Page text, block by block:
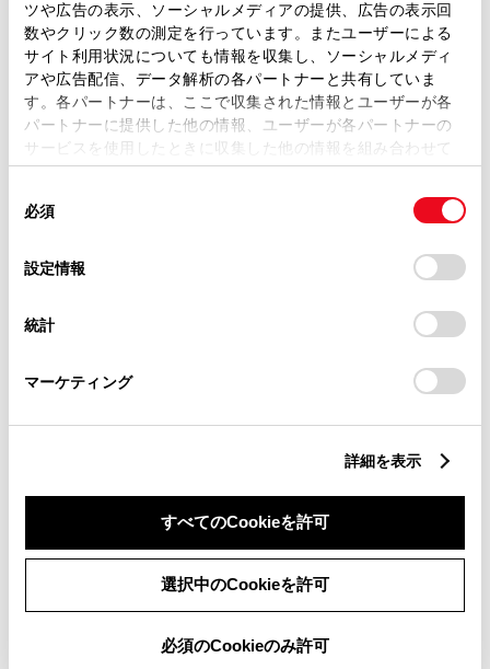
ツや広告の表示、ソーシャルメディアの提供、広告の表示回
数やクリック数の測定を行っています。またユーザーによる
サイト利用状況についても情報を収集し、ソーシャルメディ
アや広告配信、データ解析の各パートナーと共有していま
す。各パートナーは、ここで収集された情報とユーザーが各
パートナーに提供した他の情報、ユーザーが各パートナーの
サービスを使用したときに収集した他の情報を組み合わせて
使用することがあります。当ウェブサイトの使用を続行する
デバイスにすべてのCookie(クッキー)が保存されることに同
意したことになります。Cookie(クッキー)のオプトアウト、
設定の変更、同意を撤回したりするにあたっては、当社の
「Cookie（クッキー）情報の取り扱いについて
」をご覧くだ
必須
設定情報
統計
マーケティング
詳細を表示
すべてのCookieを許可
選択中のCookieを許可
必須のCookieのみ許可
ABS
横滑防止装置
：ｽﾏｰﾄｷ-
リモコンスターター
安全装置・運転サポート